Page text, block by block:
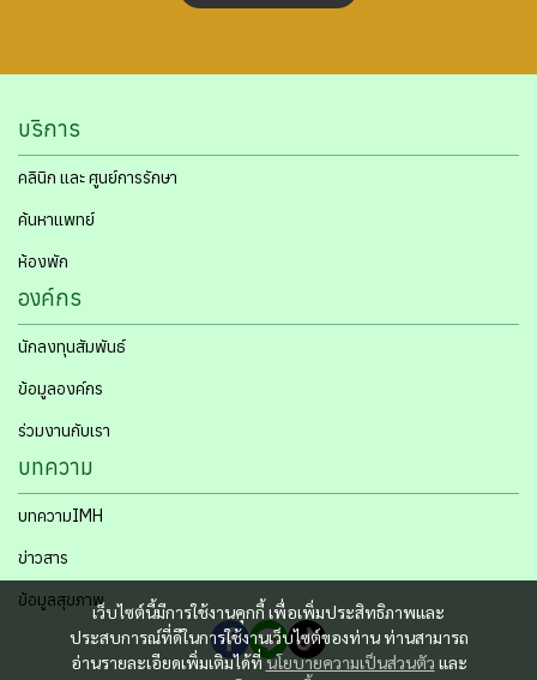
เว็บไซต์นี้มีการใช้งานคุกกี้ เพื่อเพิ่มประสิทธิภาพและ
ประสบการณ์ที่ดีในการใช้งานเว็บไซต์ของท่าน ท่านสามารถ
อ่านรายละเอียดเพิ่มเติมได้ที่นโยบายความเป็นส่วนตัว และ
บริการ
คลินิก และ ศูนย์การรักษา
ค้นหาแพทย์
ห้องพัก
องค์กร
นักลงทุนสัมพันธ์
ข้อมูลองค์กร
ร่วมงานกับเรา
บทความ
บทความIMH
ข่าวสาร
ข้อมูลสุขภาพ